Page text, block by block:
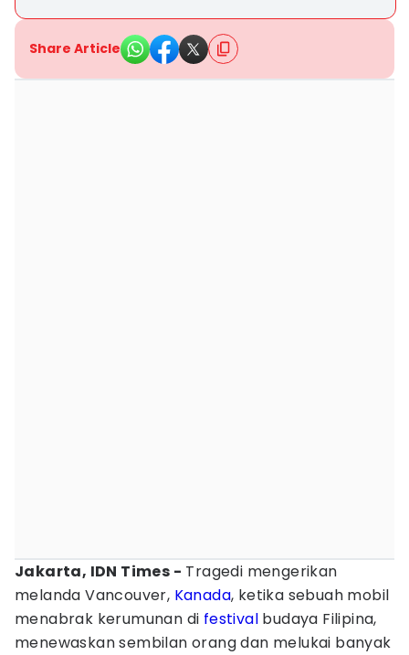
Share Article
Jakarta, IDN Times - Tragedi mengerikan
melanda Vancouver, Kanada, ketika sebuah mobil
menabrak kerumunan di festival budaya Filipina,
menewaskan sembilan orang dan melukai banyak